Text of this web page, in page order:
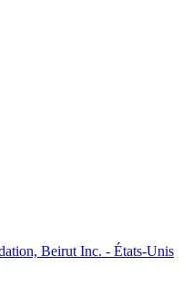
Beirut Inc. - États-Unis